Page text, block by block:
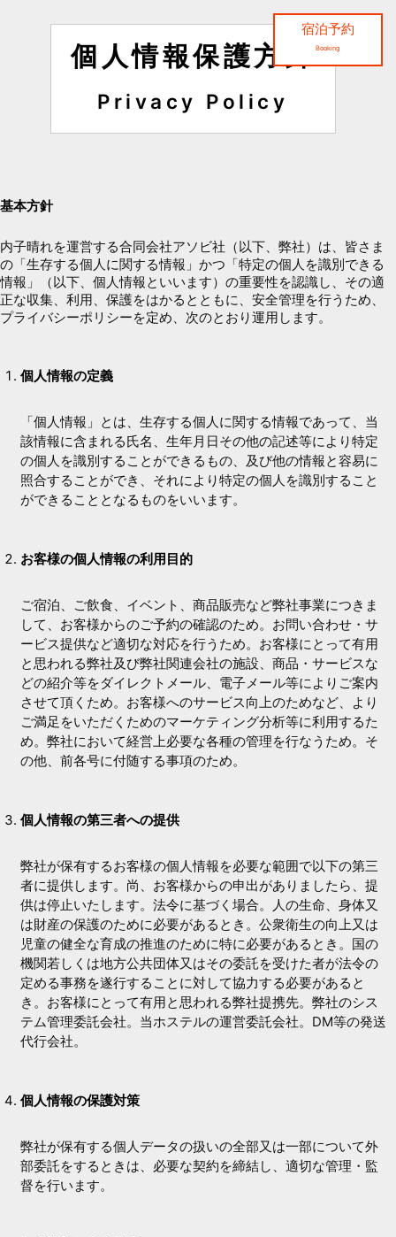
宿泊予約
Booking
個人情報保護方針
Privacy Policy
基本方針
内子晴れを運営する合同会社アソビ社（以下、弊社）は、皆さま
の「生存する個人に関する情報」かつ「特定の個人を識別できる
情報」（以下、個人情報といいます）の重要性を認識し、その適
正な収集、利用、保護をはかるとともに、安全管理を行うため、
プライバシーポリシーを定め、次のとおり運用します。
個人情報の定義
「個人情報」とは、生存する個人に関する情報であって、当
該情報に含まれる氏名、生年月日その他の記述等により特定
の個人を識別することができるもの、及び他の情報と容易に
照合することができ、それにより特定の個人を識別すること
ができることとなるものをいいます。
お客様の個人情報の利用目的
ご宿泊、ご飲食、イベント、商品販売など弊社事業につきま
して、お客様からのご予約の確認のため。お問い合わせ・サ
ービス提供など適切な対応を行うため。お客様にとって有用
と思われる弊社及び弊社関連会社の施設、商品・サービスな
どの紹介等をダイレクトメール、電子メール等によりご案内
させて頂くため。お客様へのサービス向上のためなど、より
ご満足をいただくためのマーケティング分析等に利用するた
め。弊社において経営上必要な各種の管理を行なうため。そ
の他、前各号に付随する事項のため。
個人情報の第三者への提供
弊社が保有するお客様の個人情報を必要な範囲で以下の第三
者に提供します。尚、お客様からの申出がありましたら、提
供は停止いたします。法令に基づく場合。人の生命、身体又
は財産の保護のために必要があるとき。公衆衛生の向上又は
児童の健全な育成の推進のために特に必要があるとき。国の
機関若しくは地方公共団体又はその委託を受けた者が法令の
定める事務を遂行することに対して協力する必要があると
き。お客様にとって有用と思われる弊社提携先。弊社のシス
テム管理委託会社。当ホステルの運営委託会社。DM等の発送
代行会社。
個人情報の保護対策
弊社が保有する個人データの扱いの全部又は一部について外
部委託をするときは、必要な契約を締結し、適切な管理・監
督を行います。